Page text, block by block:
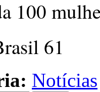
100
61
Notícias